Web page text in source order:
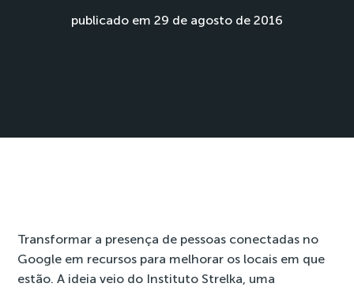
publicado em 29 de agosto de 2016
Transformar a presença de pessoas conectadas no
Google em recursos para melhorar os locais em que
estão. A ideia veio do Instituto Strelka, uma